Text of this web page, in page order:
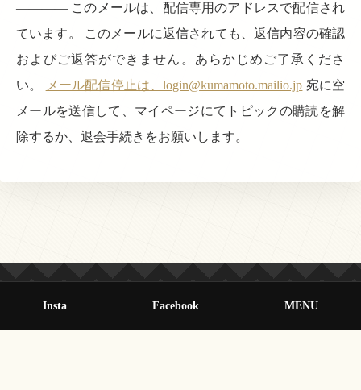
———— このメールは、配信専用のアドレスで配信され
ています。 このメールに返信されても、返信内容の確認
およびご返答ができません。あらかじめご了承くださ
い。
メール配信停止は、login@kumamoto.mailio.jp 宛に空
メールを送信して、マイページにてトピックの購読を解
除するか、退会手続きをお願いします。
Insta Facebook MENU